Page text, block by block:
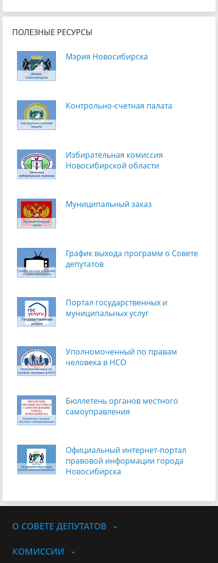
ПОЛЕЗНЫЕ РЕСУРСЫ
Мэрия Новосибирска
Контрольно-счетная палата
Избирательная комиссия
Новосибирской области
Муниципальный заказ
График выхода программ о Cовете
депутатов
Портал государственных и
муниципальных услуг
Уполномоченный по правам
человека в НСО
Бюллетень органов местного
самоуправления
Официальный интернет-портал
правовой информации города
Новосибирска
О СОВЕТЕ ДЕПУТАТОВ
КОМИССИИ